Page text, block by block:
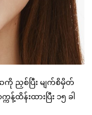
ာကို ညှစ်ပြီး မျက်စိမှိတ်
ထိန်းထားပြီး ၁၅ ခါ